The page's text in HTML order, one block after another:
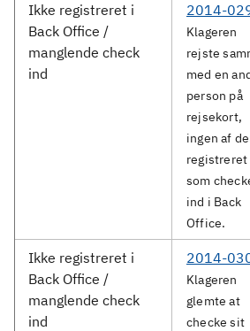
Ikke registreret i
Back Office /
manglende check
ind
2014-
Klageren
rejste
med en
person på
rejsekort,
ingen af
registreret
som
ind i Back
Office.
Ikke registreret i
Back Office /
manglende check
ind
2014-
Klageren
glemte at
checke sit